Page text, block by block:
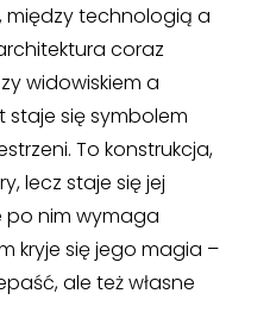
między technologią a
coraz
widowiskiem a
staje się symbolem
To konstrukcja,
lecz staje się jej
po nim wymaga
kryje się jego magia –
ale też własne